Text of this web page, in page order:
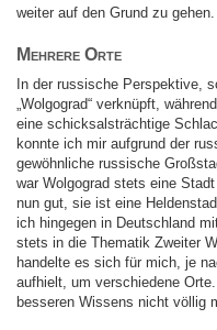
weiter auf den Grund zu gehen.
Mehrere Orte
In der russische Perspektive,
„Wolgograd“ verknüpft,
eine schicksalsträchtige
konnte ich mir aufgrund der
gewöhnliche russische
war Wolgograd stets eine
nun gut, sie ist eine
ich hingegen in Deutschland
stets in die Thematik Zweiter
handelte es sich für mich, je
aufhielt, um verschiedene
besseren Wissens nicht völlig